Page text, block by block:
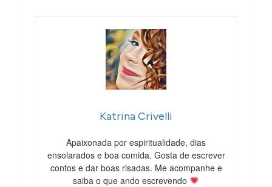
Katrina Crivelli
Apaixonada por espiritualidade, dias
ensolarados e boa comida. Gosta de escrever
contos e dar boas risadas. Me acompanhe e
saiba o que ando escrevendo